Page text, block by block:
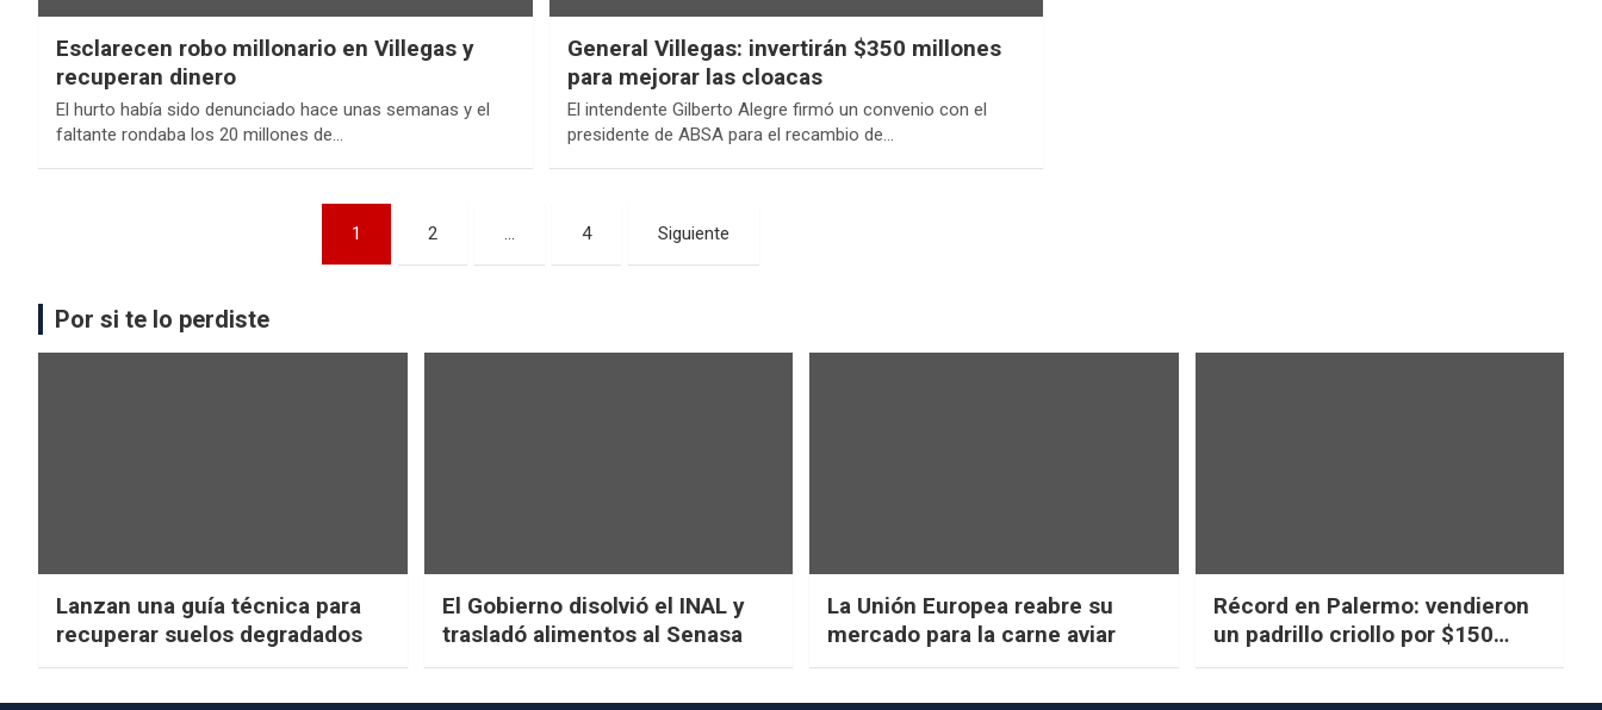
Esclarecen robo millonario en Villegas y
recuperan dinero
El hurto había sido denunciado hace unas semanas y el
faltante rondaba los 20 millones de…
General Villegas: invertirán $350 millones
para mejorar las cloacas
El intendente Gilberto Alegre firmó un convenio con el
presidente de ABSA para el recambio de…
1 2 … 4 Siguiente
Por si te lo perdiste
Lanzan una guía técnica para
recuperar suelos degradados
El Gobierno disolvió el INAL y
trasladó alimentos al Senasa
La Unión Europea reabre su
mercado para la carne aviar
Récord en Palermo: vendieron
un padrillo criollo por $150
millones